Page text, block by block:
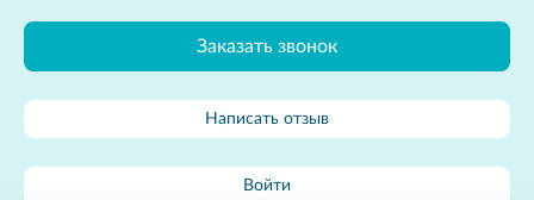
Заказать звонок
Написать отзыв
Войти